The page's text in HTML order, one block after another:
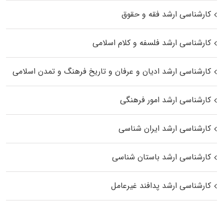
کارشناسی ارشد فقه و حقوق
کارشناسی ارشد فلسفه و کلام اسلامی
کارشناسی ارشد ادیان و عرفان و تاریخ فرهنگ و تمدن اسلامی
کارشناسی ارشد امور فرهنگی
کارشناسی ارشد ایران شناسی
کارشناسی ارشد باستان شناسی
کارشناسی ارشد پدافند غیرعامل